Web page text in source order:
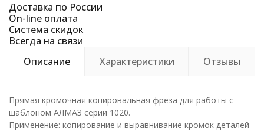
Доставка по России
On-line оплата
Система скидок
Всегда на связи
Описание
Характеристики Отзывы
Прямая кромочная копировальная фреза для работы с
шаблоном АЛМАЗ серии 1020.
Применение: копирование и выравнивание кромок деталей